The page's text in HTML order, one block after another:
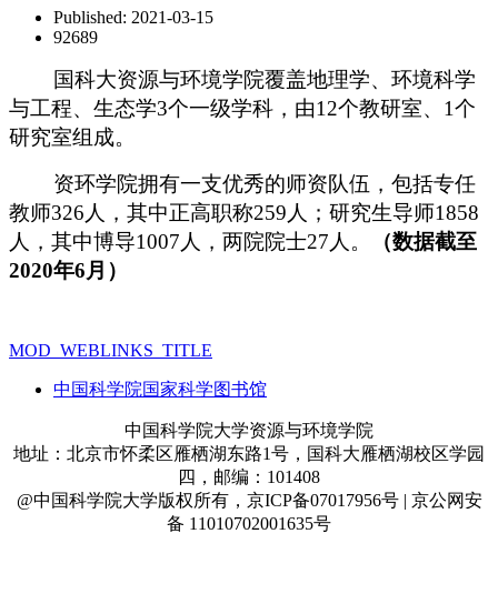
Published: 2021-03-15
92689
国科大资源与环境学院覆盖地理学、环境科学
与工程、生态学3个一级学科，由12个教研室、1个
研究室组成。
资环学院拥有一支优秀的师资队伍，包括专任
教师326人，其中正高职称259人；研究生导师1858
人，其中博导1007人，两院院士27人。
（数据截至
2020年6月）
MOD_WEBLINKS_TITLE
中国科学院国家科学图书馆
中国科学院大学资源与环境学院
地址：北京市怀柔区雁栖湖东路1号，国科大雁栖湖校区学园
四，邮编：101408
@中国科学院大学版权所有，京ICP备07017956号 | 京公网安
备 11010702001635号